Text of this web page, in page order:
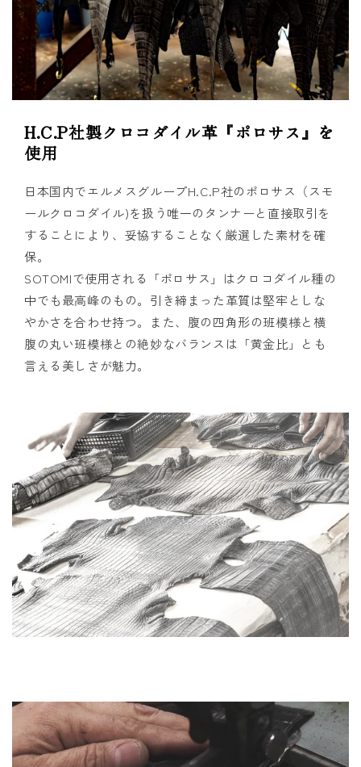
H.C.P社製クロコダイル革『ポロサス』を
使用
日本国内でエルメスグループH.C.P社のポロサス（スモ
ールクロコダイル)を扱う唯一のタンナーと直接取引を
することにより、妥協することなく厳選した素材を確
保。
SOTOMIで使用される「ポロサス」はクロコダイル種の
中でも最高峰のもの。引き締まった革質は堅牢としな
やかさを合わせ持つ。また、腹の四角形の班模様と横
腹の丸い班模様との絶妙なバランスは「黄金比」とも
言える美しさが魅力。